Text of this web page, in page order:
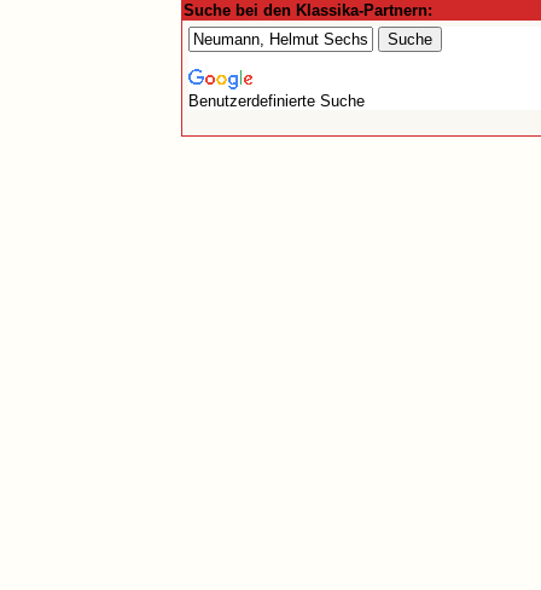
Suche bei den Klassika-Partnern:
Benutzerdefinierte Suche